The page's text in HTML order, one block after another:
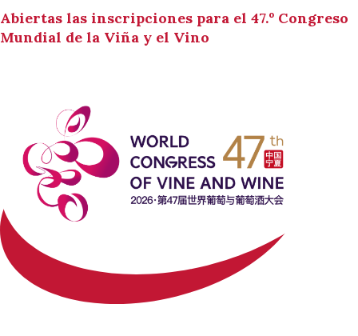
Abiertas las inscripciones para el 47.º Congreso
Mundial de la Viña y el Vino